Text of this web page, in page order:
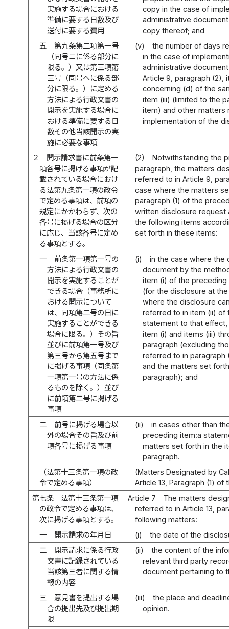
実施する場合における
準備に要する日数及び
送付に要する費用
copy in the case of
administrative
copy thereof; and
五
第九条第二項第一号
（同号ニに係る部分に
限る。）又は第三項第
三号（同号ヘに係る部
分に限る。）に定める
方法による行政文書の
開示を実施する場合に
おける準備に要する日
数その他当該開示の実
施に必要な事項
(v)
the number of days
in the case of
administrative
Article 9, paragraph (2),
concerning (d) of the
item (iii) (limited to the
item) and other matters
implementation of the
２
開示請求書に前条第一
項各号に掲げる事項が記
載されている場合におけ
る法第九条第一項の政令
で定める事項は、前項の
規定にかかわらず、次の
各号に掲げる場合の区分
に応じ、当該各号に定め
る事項とする。
(2)
Notwithstanding the
paragraph, the matters
referred to in Article 9,
case where the matters
paragraph (1) of the
written disclosure
the following items
set forth in these items:
一
前条第一項第一号の
方法による行政文書の
開示を実施することが
できる場合（事務所に
おける開示について
は、同項第二号の日に
実施することができる
場合に限る。）その旨
並びに前項第一号及び
第三号から第五号まで
に掲げる事項（同条第
一項第一号の方法に係
るものを除く。）並び
に前項第二号に掲げる
事項
(i)
in the case where the
document by the
item (i) of the
(for the disclosure at
where the disclosure
referred to in item (ii) of
statement to that
item (i) and items (iii)
paragraph (excluding
referred to in paragraph
and the matters set
paragraph); and
二
前号に掲げる場合以
外の場合その旨及び前
項各号に掲げる事項
(ii)
in cases other than
preceding item:a
matters set forth in the
paragraph.
（法第十三条第一項の政
令で定める事項）
(Matters Designated by
Article 13, Paragraph (1) of
第七条
法第十三条第一項
の政令で定める事項は、
次に掲げる事項とする。
Article 7
The matters
referred to in Article 13,
following matters:
一
開示請求の年月日 (i)
the date of the
二
開示請求に係る行政
文書に記録されている
当該第三者に関する情
報の内容
(ii)
the content of the
relevant third party
document pertaining to
三
意見書を提出する場
合の提出先及び提出期
限
(iii)
the place and
opinion.